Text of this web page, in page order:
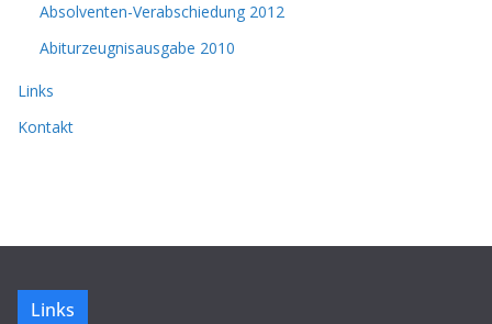
Absolventen-Verabschiedung 2012
Abiturzeugnisausgabe 2010
Links
Kontakt
Links